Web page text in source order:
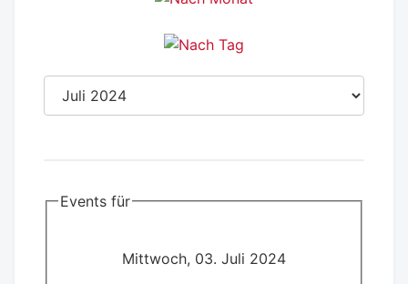
Events für
Mittwoch, 03. Juli 2024